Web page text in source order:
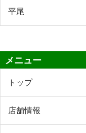
平尾
メニュー
トップ
店舗情報